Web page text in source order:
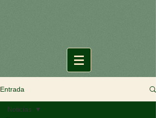
Entrada
Noticias